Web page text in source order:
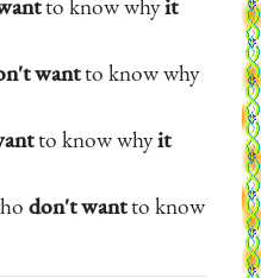
to know whyit
wantto know why
to know whyit
don't wantto know